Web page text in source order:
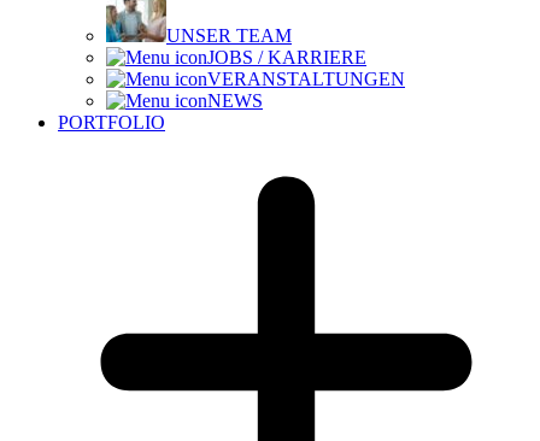
UNSER TEAM
JOBS / KARRIERE
VERANSTALTUNGEN
NEWS
PORTFOLIO